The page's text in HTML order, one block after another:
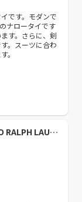
です。モダンで
ナロータイです
す。さらに、剣
。スーツに合わ
。
ポロ ラルフローレン シルクネクタイ【POLO RALPH LAUREN 】